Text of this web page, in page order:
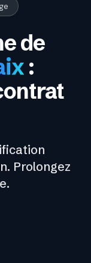
de
:
Prolongez